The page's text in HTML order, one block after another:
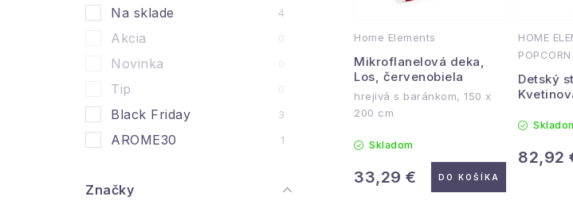
Na sklade 4
Akcia 0
Novinka 0
Tip 0
Black Friday 3
AROME30 1
Značky
e
p
r
o
d
u
p
r
o
d
u
Home Elements
Mikroflanelová deka,
Los, červenobiela
hrejivá s baránkom, 150 x
200 cm
Skladom
33,29 € DO KOŠÍKA
HOME
POPCORN
Detský
82,92